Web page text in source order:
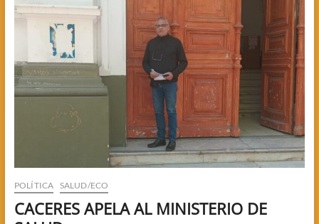
POLÍTICA SALUD/ECO
CACERES APELA AL MINISTERIO DE